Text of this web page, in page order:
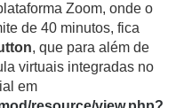
Zoom, onde o
de 40 minutos, fica
, que para além de
virtuais integradas no
em